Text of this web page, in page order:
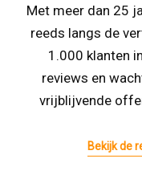
Met meer dan 25
reeds langs de
1.000 klanten
reviews en
vrijblijvende
Bekijk de